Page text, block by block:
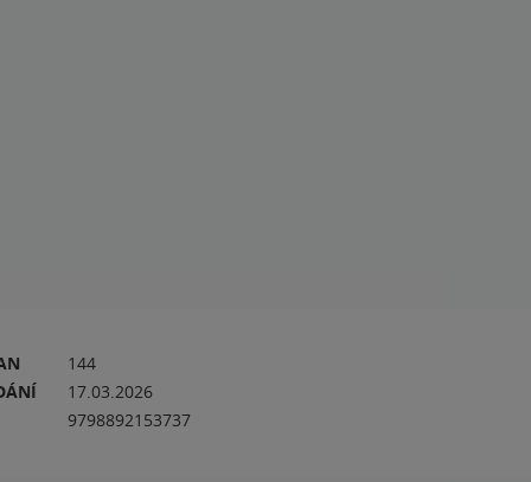
144
17.03.2026
9798892153737